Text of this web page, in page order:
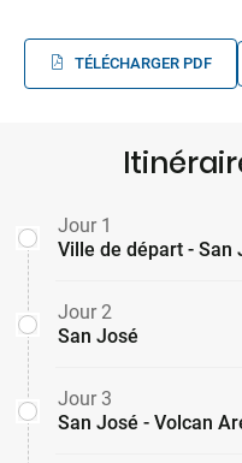
TÉLÉCHARGER PDF
Jour 1
Ville de départ - San
Jour 2
San José
Jour 3
San José - Volcan